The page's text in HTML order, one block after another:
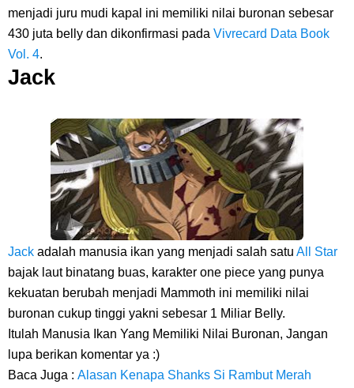
menjadi juru mudi kapal ini memiliki nilai buronan sebesar
430 juta belly dan dikonfirmasi pada Vivrecard Data Book
Vol. 4.
Jack
Jack adalah manusia ikan yang menjadi salah satu All Star
bajak laut binatang buas, karakter one piece yang punya
kekuatan berubah menjadi Mammoth ini memiliki nilai
buronan cukup tinggi yakni sebesar 1 Miliar Belly.
Itulah Manusia Ikan Yang Memiliki Nilai Buronan, Jangan
lupa berikan komentar ya :)
Baca Juga : Alasan Kenapa Shanks Si Rambut Merah